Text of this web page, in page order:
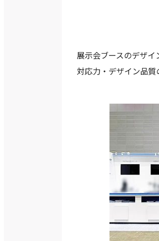
展示会ブースのデザ
対応力・デザイン品質